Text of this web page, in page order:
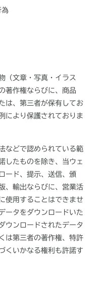
為
（文章・写真・イラス
著作権ならびに、商品
は、第三者が保有してお
により保護されておりま
などで認められている範
したものを除き、当ウェ
ード、提示、送信、頒
、輸出ならびに、営業活
使用することはできませ
ータをダウンロードいた
ウンロードされたデータ
は第三者の著作権、特許
くいかなる権利も許諾す